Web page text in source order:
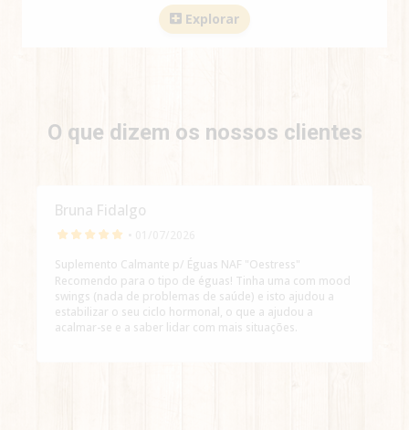
Explorar
O que dizem os nossos clientes
Bruna Fidalgo
Suplemento Calmante p/ Éguas NAF "Oestress"
Recomendo para o tipo de éguas! Tinha uma com mood
swings (nada de problemas de saúde) e isto ajudou a
estabilizar o seu ciclo hormonal, o que a ajudou a
acalmar-se e a saber lidar com mais situações.